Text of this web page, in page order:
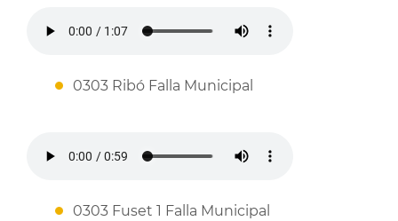
0303 Ribó Falla Municipal
0303 Fuset 1 Falla Municipal